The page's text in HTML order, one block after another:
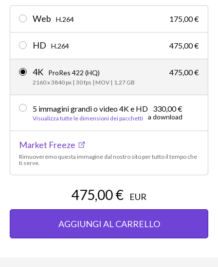
Web H.264 175,00 €
HD H.264 475,00 €
4K ProRes 422 (HQ)
2160 x 3840 px | 30 fps | MOV | 1,27 GB
475,00 €
5 immagini grandi o video 4K e HD
Visualizza tutte le dimensioni dei pacchetti
330,00 €
a download
Market Freeze
Rimuoveremo questa immagine dal nostro sito per tutto il tempo che
ti serve.
475,00 € EUR
AGGIUNGI AL CARRELLO